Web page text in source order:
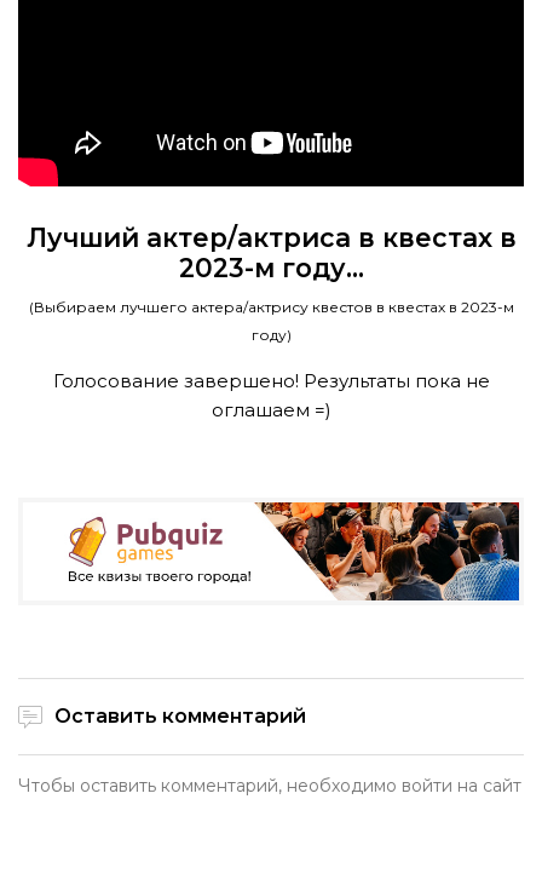
Лучший актер/актриса в квестах в
2023-м году...
(Выбираем лучшего актера/актрису квестов в квестах в 2023-м
году)
Голосование завершено! Результаты пока не
оглашаем =)
Оставить комментарий